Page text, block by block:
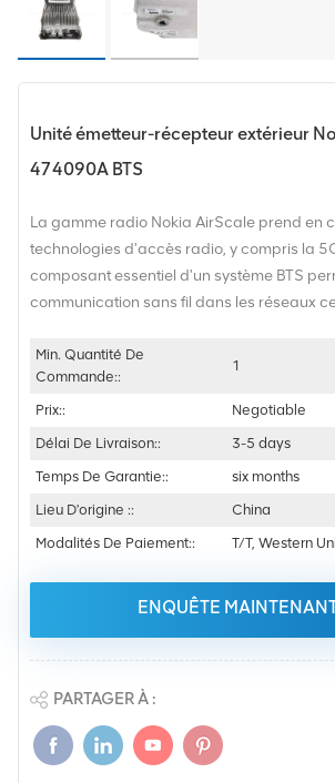
Unité émetteur-récepteur extérieur
474090A BTS
La gamme radio Nokia AirScale prend en
technologies d'accès radio, y compris la
composant essentiel d'un système BTS
communication sans fil dans les réseaux
Min. Quantité De
Commande::
1
Prix::
Negotiable
Délai De Livraison::
3-5 days
Temps De Garantie::
six months
Lieu D'origine ::
China
Modalités De Paiement::
T/T, Western
ENQUÊTE
PARTAGER À :